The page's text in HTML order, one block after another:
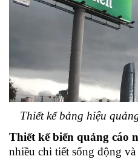
Thiết kế bảng hiệu
Thiết kế biển quảng cáo
nhiều chi tiết sống động